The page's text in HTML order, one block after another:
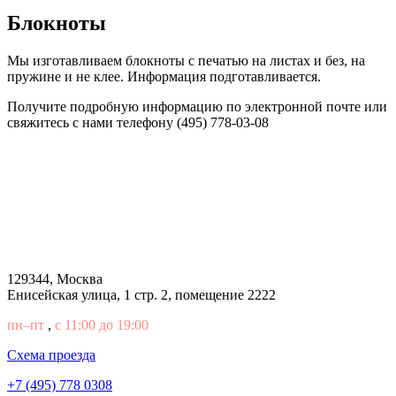
Блокноты
Мы изготавливаем блокноты с печатью на листах и без, на
пружине и не клее. Информация подготавливается.
Получите подробную информацию по электронной почте или
свяжитесь с нами телефону (495) 778-03-08
129344, Москва
Енисейская улица, 1 стр. 2, помещение 2222
пн–пт , с 11:00 до 19:00
Cхема проезда
+7 (495) 778 0308